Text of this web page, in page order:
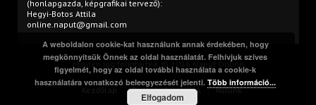
(honlapgazda, képgrafikai tervező):
Hegyi-Botos Attila
online.naput@gmail.com
Minden jog fenntartva. © 2016 Napút Online
Kezdőlap Print Szerzőink Rólunk
A weboldalon cookie-kat használunk annak érdekében, hogy
megkönnyítsük Önnek az oldal használatát. Felhívjuk szíves
figyelmét, hogy az oldal további használata a cookie-k
használatára vonatkozó beleegyezését jelenti.Több információ...
Elfogadom